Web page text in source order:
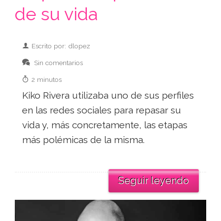
de su vida
Escrito por: dlopez
Sin comentarios
2 minutos
Kiko Rivera utilizaba uno de sus perfiles
en las redes sociales para repasar su
vida y, más concretamente, las etapas
más polémicas de la misma.
Seguir leyendo